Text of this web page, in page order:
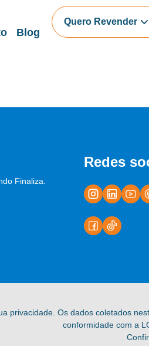
Blog
Quero Revender
Finaliza.
Redes
privacidade. Os dados coletados
conformidade com a